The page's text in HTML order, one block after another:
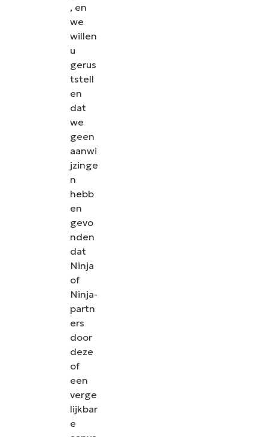
, en
we
willen
u
gerus
tstell
en
dat
we
geen
aanwi
jzinge
n
hebb
en
gevo
nden
dat
Ninja
of
Ninja-
partn
ers
door
deze
of
een
verge
lijkbar
e